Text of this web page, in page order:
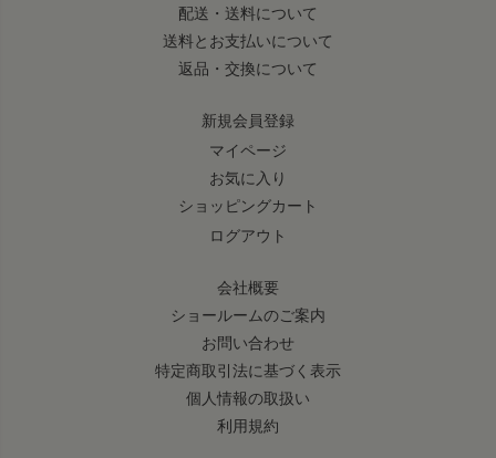
配送・送料について
送料とお支払いについて
返品・交換について
新規会員登録
マイページ
お気に入り
ショッピングカート
ログアウト
会社概要
ショールームのご案内
お問い合わせ
特定商取引法に基づく表示
個人情報の取扱い
利用規約